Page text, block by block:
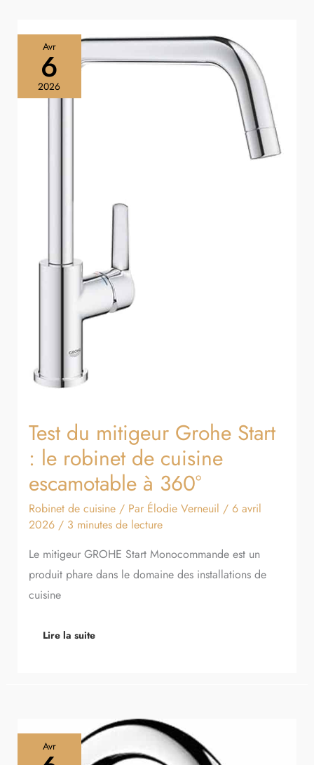
Avr
6
2026
Test du mitigeur Grohe Start
: le robinet de cuisine
escamotable à 360°
Robinet de cuisine/ Par Élodie Verneuil / 6 avril
2026 / 3 minutes de lecture
Le mitigeur GROHE Start Monocommande est un
produit phare dans le domaine des installations de
cuisine
Test
du
mitigeur
Grohe
Start
Lire la suite
Avr
Test
du